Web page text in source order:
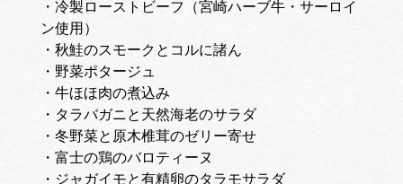
・冷製ローストビーフ（宮崎ハーブ牛・サーロイ
ン使用）
・秋鮭のスモークとコルに諸ん
・野菜ポタージュ
・牛ほほ肉の煮込み
・タラバガニと天然海老のサラダ
・冬野菜と原木椎茸のゼリー寄せ
・富士の鶏のバロティーヌ
・ジャガイモと有精卵のタラモサラダ